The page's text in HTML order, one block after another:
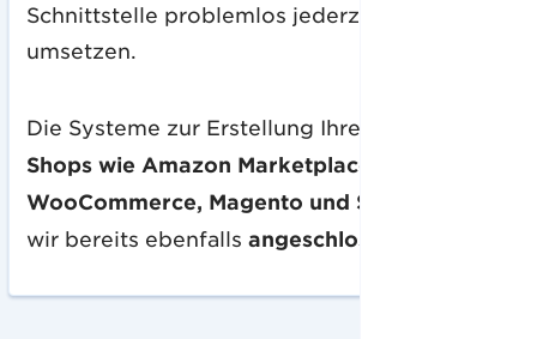
Schnittstelle problemlos jederzeit schnell
umsetzen.
Die Systeme zur Erstellung Ihres
Shops wie Amazon Marketplace,
WooCommerce, Magento und Shopify
wir bereits ebenfalls angeschlossen.